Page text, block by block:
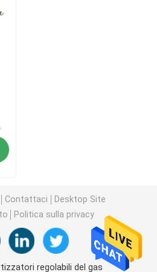
cellule della schiuma
del bacino idrico
della metropolitana
Contattaci
Desktop Site
Politica sulla privacy
regolabili del gas